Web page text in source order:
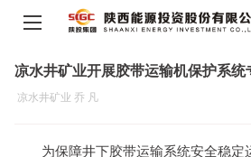
凉水井矿业开展胶带运输机保护系统
凉水井矿业 乔 凡
为保障井下胶带运输系统安全稳